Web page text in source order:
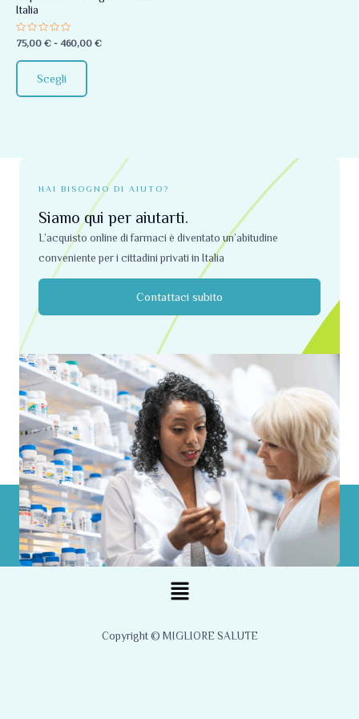
Italia
Valutato
0
su
5
75,00 € - 460,00 €
Scegli
scelte
del
HAI BISOGNO DI AIUTO?
Siamo qui per aiutarti.
L’acquisto online di farmaci è diventato un’abitudine
conveniente per i cittadini privati ​​in Italia
Contattaci subito
Menu
Copyright © MIGLIORE SALUTE